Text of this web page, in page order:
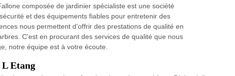
composée de jardinier spécialiste est une société
et des équipements fiables pour entretenir des
nous permettent d’offrir des prestations de qualité en
C'est en procurant des services de qualité que nous
notre équipe est à votre écoute.
Etang